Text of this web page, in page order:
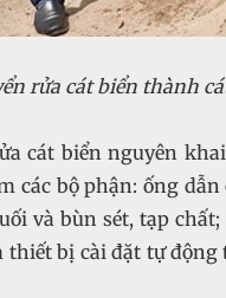
rửa cát biển thành
cát biển nguyên
các bộ phận: ống
và bùn sét, tạp
thiết bị cài đặt tự